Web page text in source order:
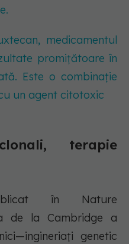
medicamentul
promițătoare în
Este o combinație
un agent citotoxic
terapie
în Nature
de la Cambridge a
genetic